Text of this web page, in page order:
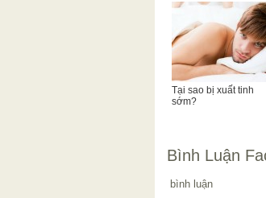
Tại sao bị xuất tinh
sớm?
Bình Luận
bình luận